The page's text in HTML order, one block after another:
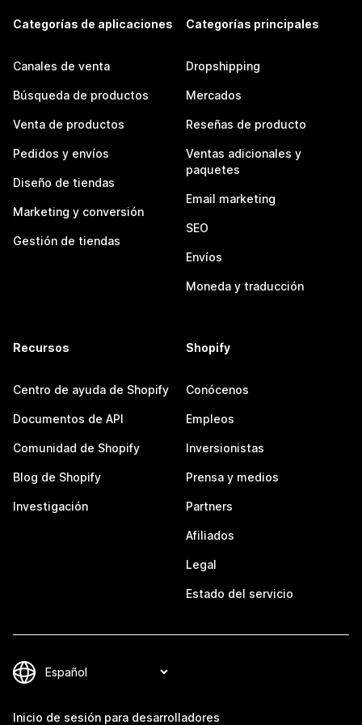
Categorías de aplicaciones
Canales de venta
Búsqueda de productos
Venta de productos
Pedidos y envíos
Diseño de tiendas
Marketing y conversión
Gestión de tiendas
Categorías principales
Dropshipping
Mercados
Reseñas de producto
Ventas adicionales y
paquetes
Email marketing
SEO
Envíos
Moneda y traducción
Recursos
Centro de ayuda de Shopify
Documentos de API
Comunidad de Shopify
Blog de Shopify
Investigación
Shopify
Conócenos
Empleos
Inversionistas
Prensa y medios
Partners
Afiliados
Legal
Estado del servicio
Inicio de sesión para desarrolladores